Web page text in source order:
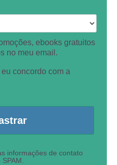
ebooks gratuitos
no meu email.
concordo com a
informações de contato